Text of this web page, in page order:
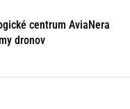
centrum AviaNera
dronov